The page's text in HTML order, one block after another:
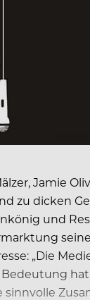
Jamie
zu dicken
und
„Die